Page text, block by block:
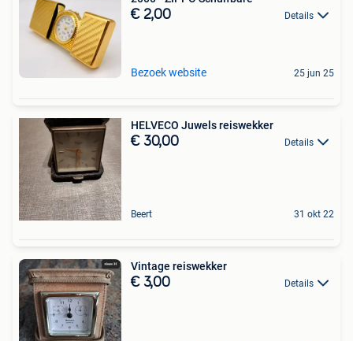
€ 2,00 Details
Bezoek website 25 jun 25
HELVECO Juwels reiswekker
€ 30,00 Details
Beert 31 okt 22
Vintage reiswekker
€ 3,00 Details